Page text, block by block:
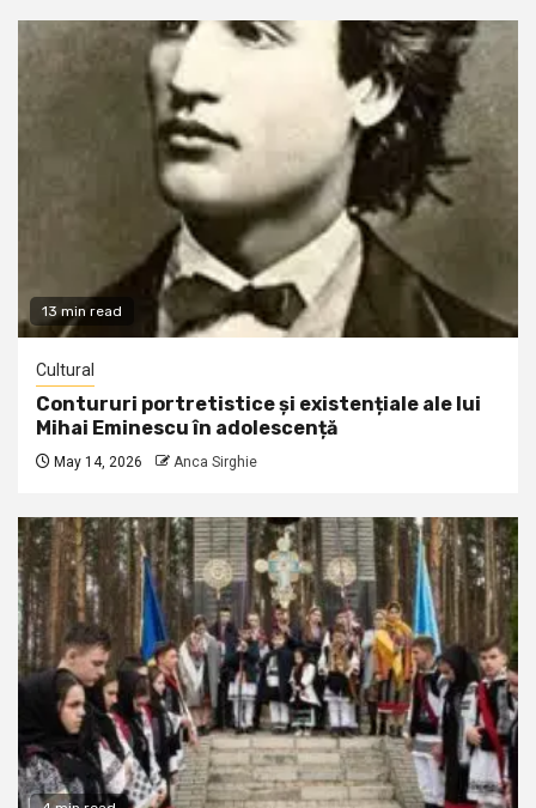
13 min read
Cultural
Contururi portretistice și existențiale ale lui
Mihai Eminescu în adolescență
May 14, 2026 Anca Sirghie